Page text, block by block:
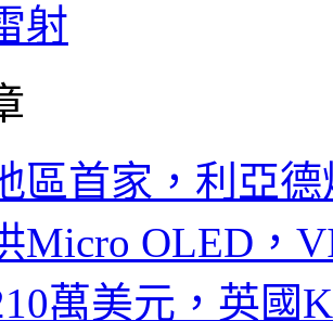
射
區首家，利亞
Micro OLED，
萬美元，英國